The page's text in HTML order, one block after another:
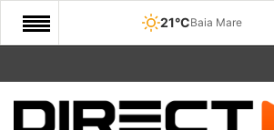
21°CBaia Mare
START
COMUNITATE